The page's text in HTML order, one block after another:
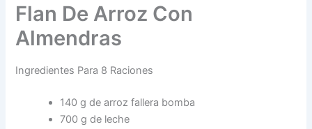
Flan De Arroz Con
Almendras
Ingredientes Para 8 Raciones
140 g de arroz fallera bomba
700 g de leche